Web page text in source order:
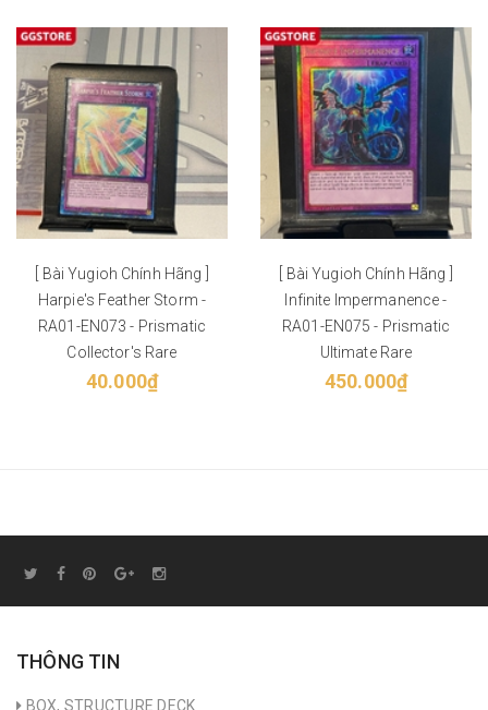
[ Bài Yugioh Chính Hãng ]
Harpie's Feather Storm -
RA01-EN073 - Prismatic
Collector's Rare
40.000₫
[ Bài Yugioh Chính Hãng ]
Infinite Impermanence -
RA01-EN075 - Prismatic
Ultimate Rare
450.000₫
THÔNG TIN
BOX, STRUCTURE DECK